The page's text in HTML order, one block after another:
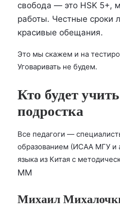
свобода — это HSK 5+,
работы. Честные сроки
красивые обещания.
Это мы скажем и на
Уговаривать не будем.
Кто будет
подростка
Все педагоги —
образованием (ИСАА МГУ и
языка из Китая с
ММ
Михаил